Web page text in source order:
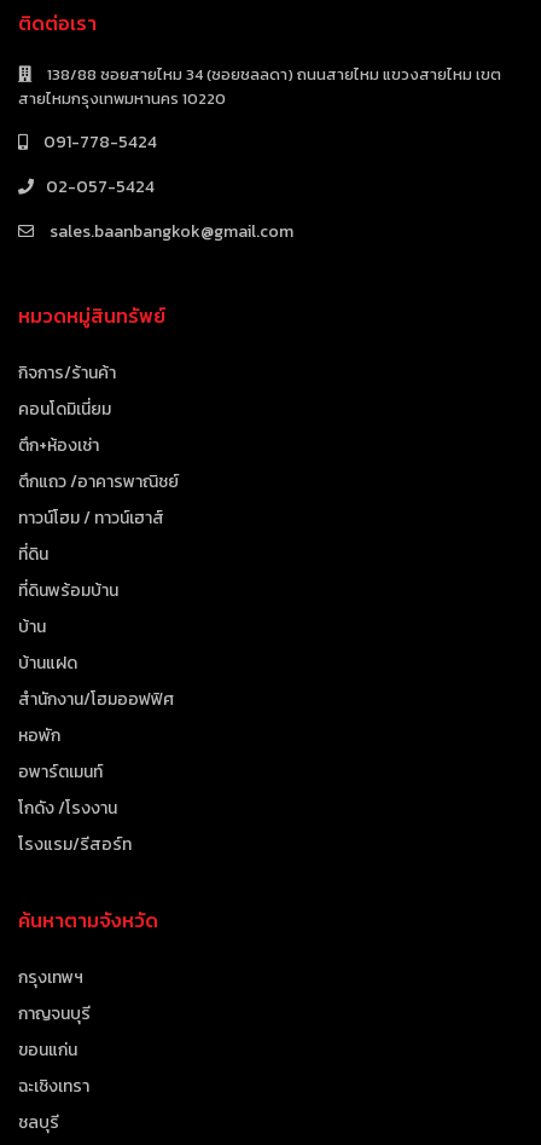
ติดต่อเรา
138/88 ซอยสายไหม 34 (ซอยชลลดา) ถนนสายไหม แขวงสายไหม เขต
สายไหมกรุงเทพมหานคร 10220
091-778-5424
02-057-5424
sales.baanbangkok@gmail.com
หมวดหมู่สินทรัพย์
กิจการ/ร้านค้า
คอนโดมิเนี่ยม
ตึก+ห้องเช่า
ตึกแถว /อาคารพาณิชย์
ทาวน์โฮม / ทาวน์เฮาส์
ที่ดิน
ที่ดินพร้อมบ้าน
บ้าน
บ้านแฝด
สำนักงาน/โฮมออฟฟิศ
หอพัก
อพาร์ตเมนท์
โกดัง /โรงงาน
โรงแรม/รีสอร์ท
ค้นหาตามจังหวัด
กรุงเทพฯ
กาญจนบุรี
ขอนแก่น
ฉะเชิงเทรา
ชลบุรี